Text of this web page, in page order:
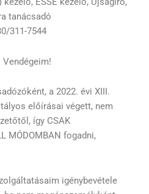
tanácsadó
311-7544
a 2022. évi XIII.
előírásai végett, nem
így CSAK
MÓDOMBAN fogadni,
igénybevétele